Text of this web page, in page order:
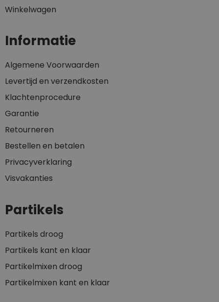
Winkelwagen
Informatie
Algemene Voorwaarden
Levertijd en verzendkosten
Klachtenprocedure
Garantie
Retourneren
Bestellen en betalen
Privacyverklaring
Visvakanties
Partikels
Partikels droog
Partikels kant en klaar
Partikelmixen droog
Partikelmixen kant en klaar